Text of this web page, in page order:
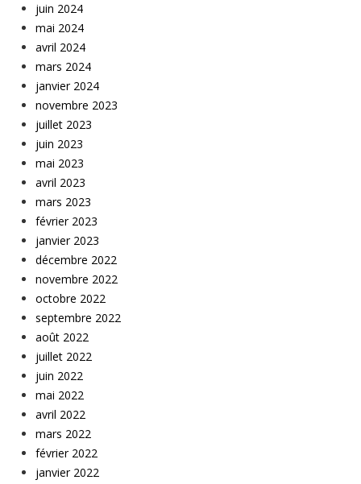
juin 2024
mai 2024
avril 2024
mars 2024
janvier 2024
novembre 2023
juillet 2023
juin 2023
mai 2023
avril 2023
mars 2023
février 2023
janvier 2023
décembre 2022
novembre 2022
octobre 2022
septembre 2022
août 2022
juillet 2022
juin 2022
mai 2022
avril 2022
mars 2022
février 2022
janvier 2022